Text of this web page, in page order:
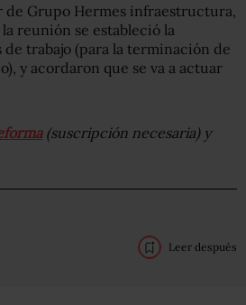
de Grupo Hermes infraestructura,
reunión se estableció la
de trabajo (para la terminación de
y acordaron que se va a actuar
(suscripción necesaria) y
Leer después